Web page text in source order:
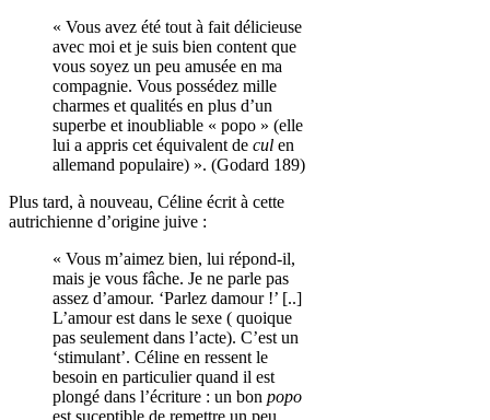
« Vous avez été tout à fait délicieuse
avec moi et je suis bien content que
vous soyez un peu amusée en ma
compagnie. Vous possédez mille
charmes et qualités en plus d’un
superbe et inoubliable « popo » (elle
lui a appris cet équivalent de cul en
allemand populaire) ». (Godard 189)
Plus tard, à nouveau, Céline écrit à cette
autrichienne d’origine juive :
« Vous m’aimez bien, lui répond-il,
mais je vous fâche. Je ne parle pas
assez d’amour. ‘Parlez damour !’ [..]
L’amour est dans le sexe ( quoique
pas seulement dans l’acte). C’est un
‘stimulant’. Céline en ressent le
besoin en particulier quand il est
plongé dans l’écriture : un bon popo
est suceptible de remettre un peu